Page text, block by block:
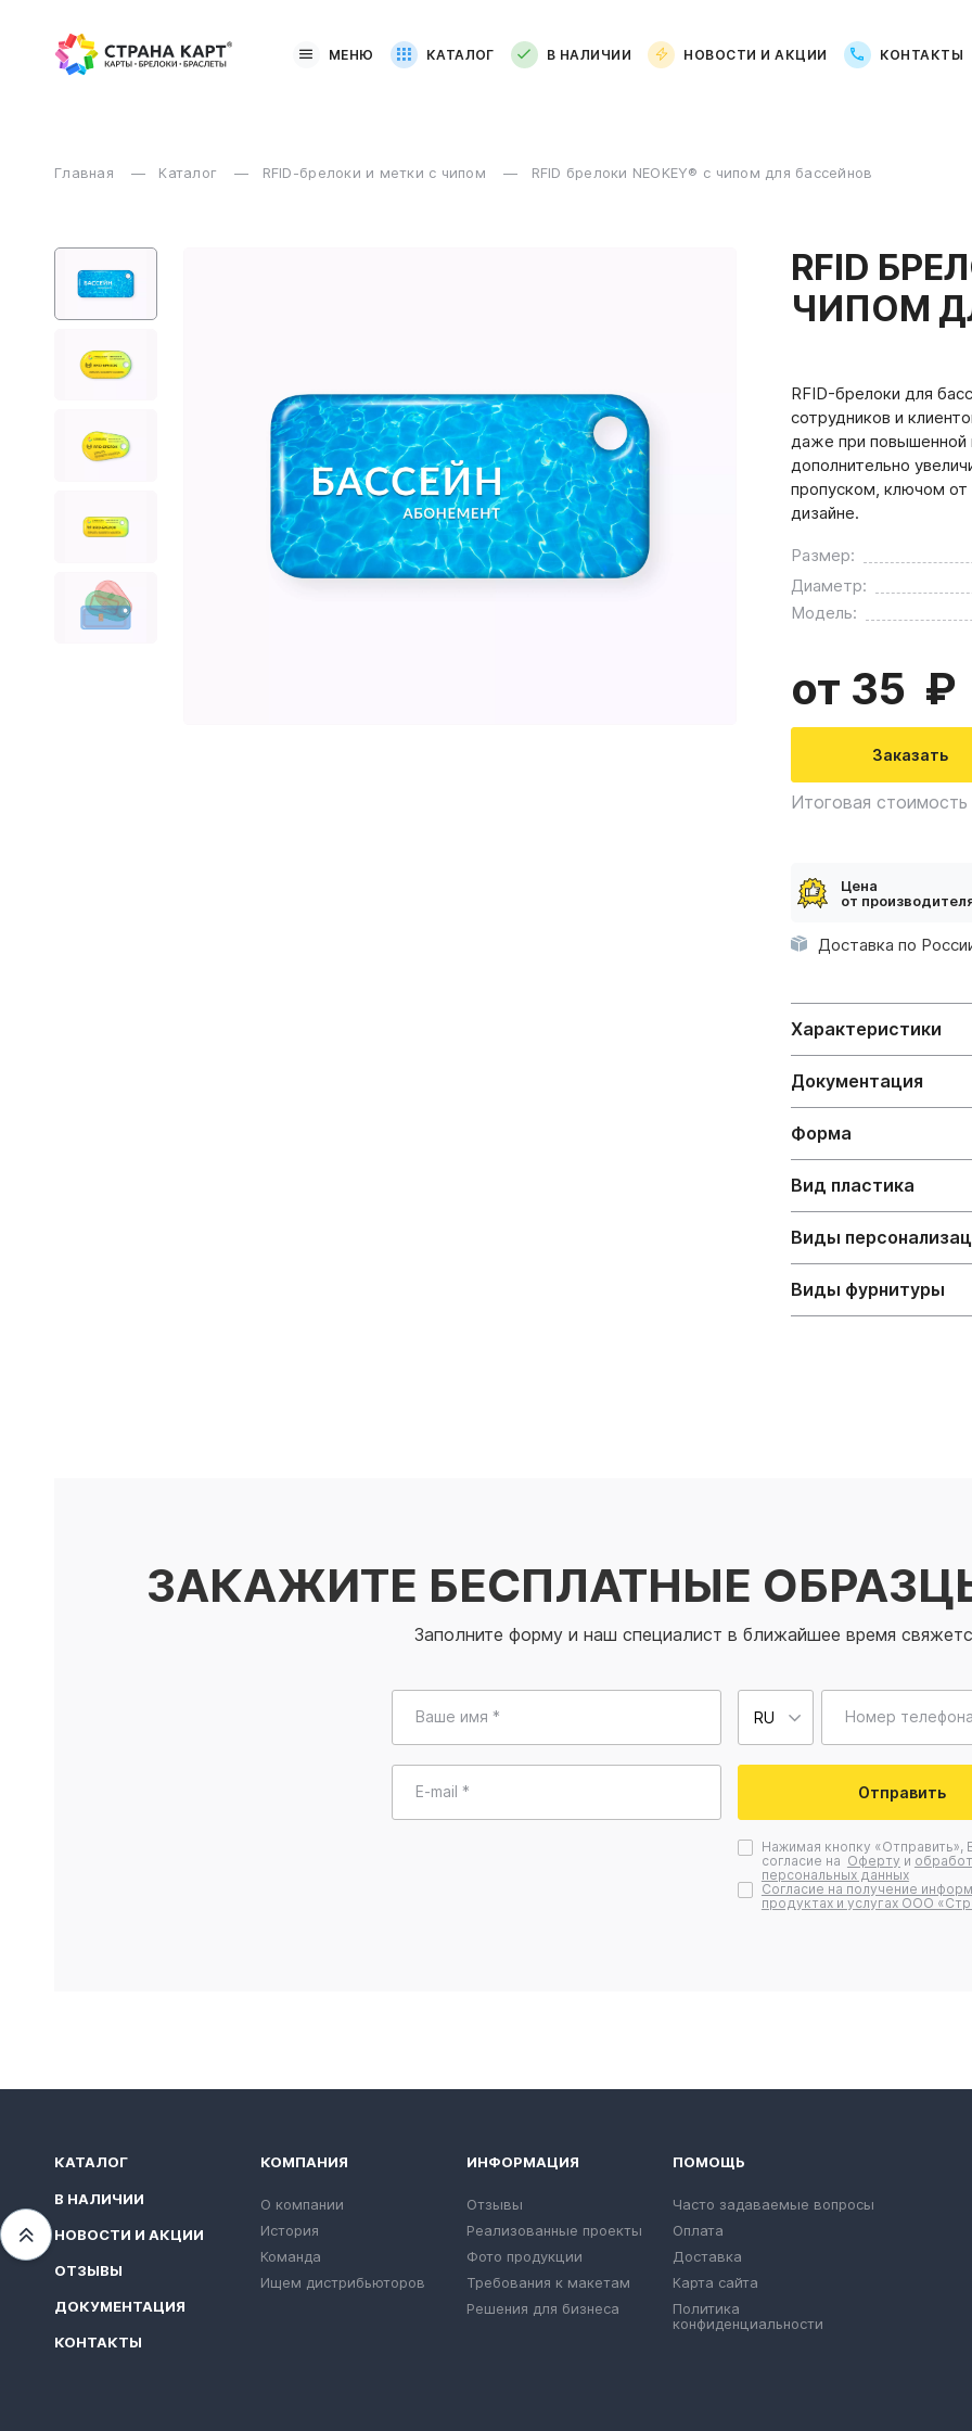
МЕНЮ КАТАЛОГ В НАЛИЧИИ НОВОСТИ И АКЦИИ КОНТАКТЫ
Главная Каталог RFID-брелоки и метки с чипом RFID брелоки NEOKEY® с чипом для бассейнов
RFID
ЧИПОМ
RFID-брелоки для
сотрудников и
даже при повышенной
дополнительно
пропуском, ключом
дизайне.
Размер:
Диаметр:
Модель:
от 35
Заказать
Итоговая
Цена
от
Доставка по
Характеристики
Документация
Форма
Вид пластика
Виды
Виды фурнитуры
ЗАКАЖИТЕ БЕСПЛАТНЫЕ
Заполните форму и наш специалист в ближайшее время
Ваше имя * Номер
E-mail * Отправить
Нажимая кнопку «Отправить»,
согласие на Оферту и
персональных данных
Согласие на получение
продуктах и услугах ООО
Переместиться вверх
КАТАЛОГ
В НАЛИЧИИ
НОВОСТИ И АКЦИИ
ОТЗЫВЫ
ДОКУМЕНТАЦИЯ
КОНТАКТЫ
КОМПАНИЯ
О компании
История
Команда
Ищем дистрибьюторов
ИНФОРМАЦИЯ
Отзывы
Реализованные проекты
Фото продукции
Требования к макетам
Решения для бизнеса
ПОМОЩЬ
Часто задаваемые вопросы
Оплата
Доставка
Карта сайта
Политика
конфиденциальности